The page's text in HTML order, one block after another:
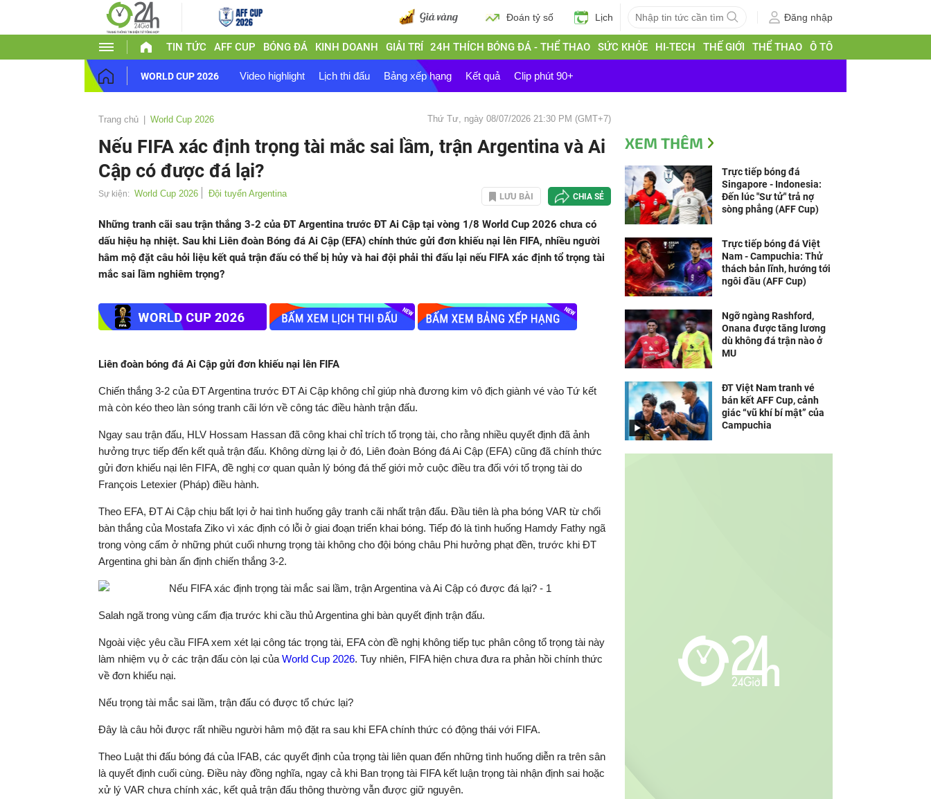
Đoán tỷ số Lịch Đăng nhập
TIN TỨC AFF CUP BÓNG ĐÁ KINH DOANH GIẢI TRÍ 24H THÍCH BÓNG ĐÁ - THỂ THAO SỨC KHỎE HI-TECH THẾ GIỚI THỂ THAO Ô TÔ
WORLD CUP 2026 Video highlight Lịch thi đấu Bảng xếp hạng Kết quả Clip phút 90+
Trang chủ World Cup 2026 Thứ Tư, ngày 08/07/2026 21:30 PM (GMT+7)
Nếu FIFA xác định trọng tài mắc sai lầm, trận Argentina và Ai
Cập có được đá lại?
Sự kiện: World Cup 2026 Đội tuyển Argentina LƯU BÀI CHIA SẺ
Những tranh cãi sau trận thắng 3-2 của ĐT Argentina trước ĐT Ai Cập tại vòng 1/8 World Cup 2026 chưa có
dấu hiệu hạ nhiệt. Sau khi Liên đoàn Bóng đá Ai Cập (EFA) chính thức gửi đơn khiếu nại lên FIFA, nhiều người
hâm mộ đặt câu hỏi liệu kết quả trận đấu có thể bị hủy và hai đội phải thi đấu lại nếu FIFA xác định tổ trọng tài
mắc sai lầm nghiêm trọng?
Liên đoàn bóng đá Ai Cập gửi đơn khiếu nại lên FIFA
Chiến thắng 3-2 của ĐT Argentina trước ĐT Ai Cập không chỉ giúp nhà đương kim vô địch giành vé vào Tứ kết
mà còn kéo theo làn sóng tranh cãi lớn về công tác điều hành trận đấu.
Ngay sau trận đấu, HLV Hossam Hassan đã công khai chỉ trích tổ trọng tài, cho rằng nhiều quyết định đã ảnh
hưởng trực tiếp đến kết quả trận đấu. Không dừng lại ở đó, Liên đoàn Bóng đá Ai Cập (EFA) cũng đã chính thức
gửi đơn khiếu nại lên FIFA, đề nghị cơ quan quản lý bóng đá thế giới mở cuộc điều tra đối với tổ trọng tài do
François Letexier (Pháp) điều hành.
Theo EFA, ĐT Ai Cập chịu bất lợi ở hai tình huống gây tranh cãi nhất trận đấu. Đầu tiên là pha bóng VAR từ chối
bàn thắng của Mostafa Ziko vì xác định có lỗi ở giai đoạn triển khai bóng. Tiếp đó là tình huống Hamdy Fathy ngã
trong vòng cấm ở những phút cuối nhưng trọng tài không cho đội bóng châu Phi hưởng phạt đền, trước khi ĐT
Argentina ghi bàn ấn định chiến thắng 3-2.
Salah ngã trong vùng cấm địa trước khi cầu thủ Argentina ghi bàn quyết định trận đấu.
Ngoài việc yêu cầu FIFA xem xét lại công tác trọng tài, EFA còn đề nghị không tiếp tục phân công tổ trọng tài này
làm nhiệm vụ ở các trận đấu còn lại của World Cup 2026. Tuy nhiên, FIFA hiện chưa đưa ra phản hồi chính thức
về đơn khiếu nại.
Nếu trọng tài mắc sai lầm, trận đấu có được tổ chức lại?
Đây là câu hỏi được rất nhiều người hâm mộ đặt ra sau khi EFA chính thức có động thái với FIFA.
Theo Luật thi đấu bóng đá của IFAB, các quyết định của trọng tài liên quan đến những tình huống diễn ra trên sân
là quyết định cuối cùng. Điều này đồng nghĩa, ngay cả khi Ban trọng tài FIFA kết luận trọng tài nhận định sai hoặc
xử lý VAR chưa chính xác, kết quả trận đấu thông thường vẫn được giữ nguyên.
XEM THÊM
Trực tiếp bóng đá
Singapore - Indonesia:
Đến lúc "Sư tử" trả nợ
sòng phẳng (AFF Cup)
Trực tiếp bóng đá Việt
Nam - Campuchia: Thử
thách bản lĩnh, hướng tới
ngôi đầu (AFF Cup)
Ngỡ ngàng Rashford,
Onana được tăng lương
dù không đá trận nào ở
MU
ĐT Việt Nam tranh vé
bán kết AFF Cup, cảnh
giác “vũ khí bí mật” của
Campuchia